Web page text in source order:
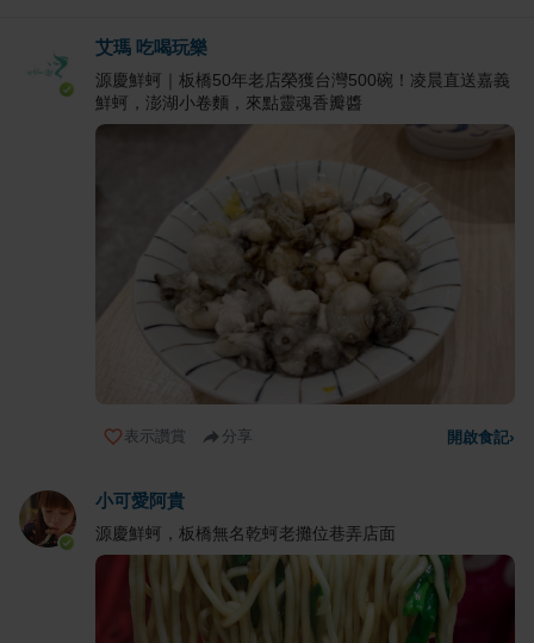
艾瑪 吃喝玩樂
源慶鮮蚵｜板橋50年老店榮獲台灣500碗！凌晨直送嘉義
鮮蚵，澎湖小卷麵，來點靈魂香瓣醬
表示讚賞 分享 開啟食記›
小可愛阿貴
源慶鮮蚵，板橋無名乾蚵老攤位巷弄店面